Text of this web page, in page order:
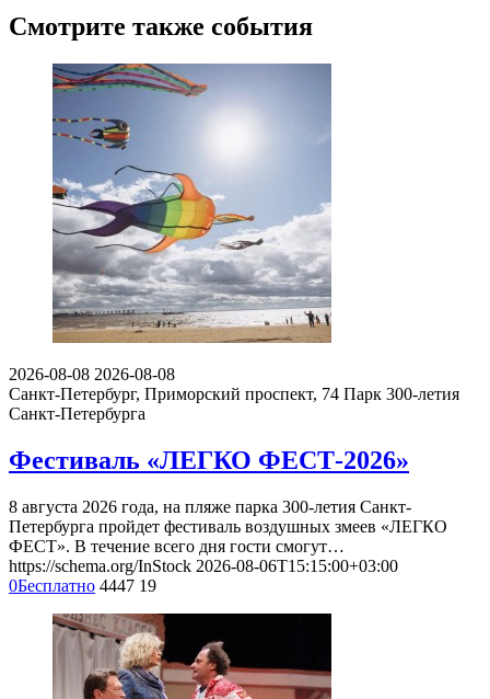
Смотрите также события
2026-08-08 2026-08-08
Санкт-Петербург, Приморский проспект, 74 Парк 300-летия
Санкт-Петербурга
Фестиваль «ЛЕГКО ФЕСТ-2026»
8 августа 2026 года, на пляже парка 300-летия Санкт-
Петербурга пройдет фестиваль воздушных змеев «ЛЕГКО
ФЕСТ». В течение всего дня гости смогут…
https://schema.org/InStock 2026-08-06T15:15:00+03:00
0Бесплатно 4447 19